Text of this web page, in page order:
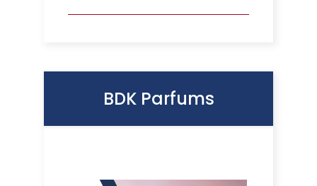
BDK Parfums